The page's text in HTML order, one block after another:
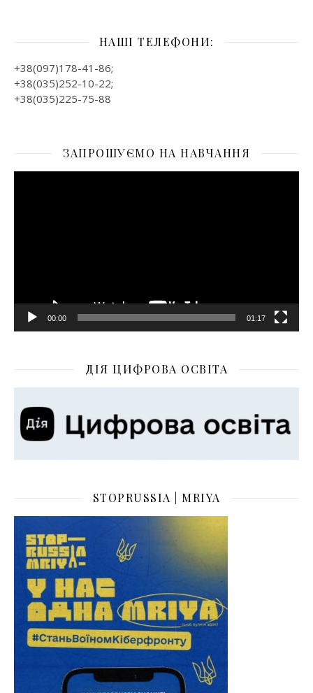
НАШІ ТЕЛЕФОНИ:
+38(097)178-41-86;
+38(035)252-10-22;
+38(035)225-75-88
ЗАПРОШУЄМО НА НАВЧАННЯ
Відеопрогравач
00:00 01:17
ДІЯ ЦИФРОВА ОСВІТА
STOPRUSSIA | MRIYA